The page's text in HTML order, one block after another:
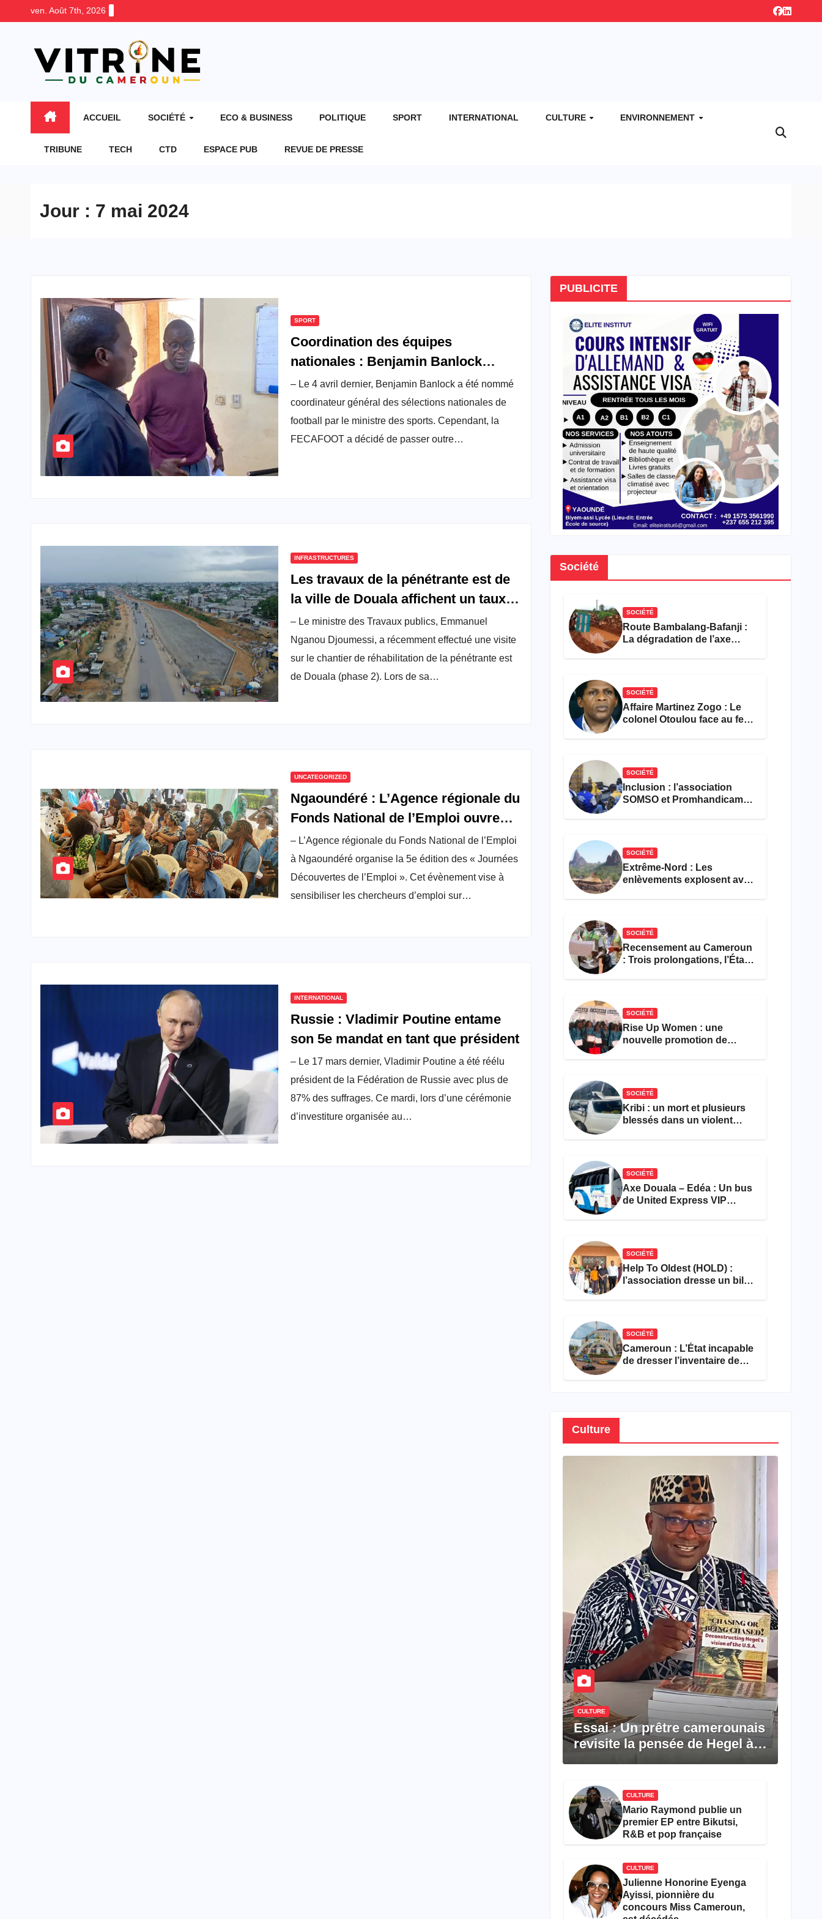
ven. Août 7th, 2026
ACCUEIL SOCIÉTÉ ECO & BUSINESS POLITIQUE SPORT INTERNATIONAL CULTURE ENVIRONNEMENT
TRIBUNE TECH CTD ESPACE PUB REVUE DE PRESSE
Jour : 7 mai 2024
SPORT
Coordination des équipes
nationales : Benjamin Banlock
écarté par la Fecafoot
– Le 4 avril dernier, Benjamin Banlock a été nommé
coordinateur général des sélections nationales de
football par le ministre des sports. Cependant, la
FECAFOOT a décidé de passer outre…
INFRASTRUCTURES
Les travaux de la pénétrante est de
la ville de Douala affichent un taux
d’avancement de 58%
– Le ministre des Travaux publics, Emmanuel
Nganou Djoumessi, a récemment effectué une visite
sur le chantier de réhabilitation de la pénétrante est
de Douala (phase 2). Lors de sa…
UNCATEGORIZED
Ngaoundéré : L’Agence régionale du
Fonds National de l’Emploi ouvre
ses portes aux chercheurs d’emploi
– L’Agence régionale du Fonds National de l’Emploi
à Ngaoundéré organise la 5e édition des « Journées
Découvertes de l’Emploi ». Cet évènement vise à
sensibiliser les chercheurs d’emploi sur…
INTERNATIONAL
Russie : Vladimir Poutine entame
son 5e mandat en tant que président
– Le 17 mars dernier, Vladimir Poutine a été réélu
président de la Fédération de Russie avec plus de
87% des suffrages. Ce mardi, lors d’une cérémonie
d’investiture organisée au…
PUBLICITE
Société
SOCIÉTÉ
Route Bambalang-Bafanji :
La dégradation de l’axe
SOCIÉTÉ
Affaire Martinez Zogo : Le
colonel Otoulou face au feu
SOCIÉTÉ
Inclusion : l’association
SOMSO et Promhandicam
SOCIÉTÉ
Extrême-Nord : Les
enlèvements explosent avec
SOCIÉTÉ
Recensement au Cameroun
: Trois prolongations, l’État
SOCIÉTÉ
Rise Up Women : une
nouvelle promotion de
SOCIÉTÉ
Kribi : un mort et plusieurs
blessés dans un violent
SOCIÉTÉ
Axe Douala – Edéa : Un bus
de United Express VIP
SOCIÉTÉ
Help To Oldest (HOLD) :
l’association dresse un bilan
SOCIÉTÉ
Cameroun : L’État incapable
de dresser l’inventaire de
Culture
CULTURE
Essai : Un prêtre camerounais
revisite la pensée de Hegel à
CULTURE
Mario Raymond publie un
premier EP entre Bikutsi,
R&B et pop française
CULTURE
Julienne Honorine Eyenga
Ayissi, pionnière du
concours Miss Cameroun,